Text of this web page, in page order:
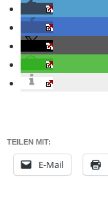
TEILEN MIT:
E-Mail